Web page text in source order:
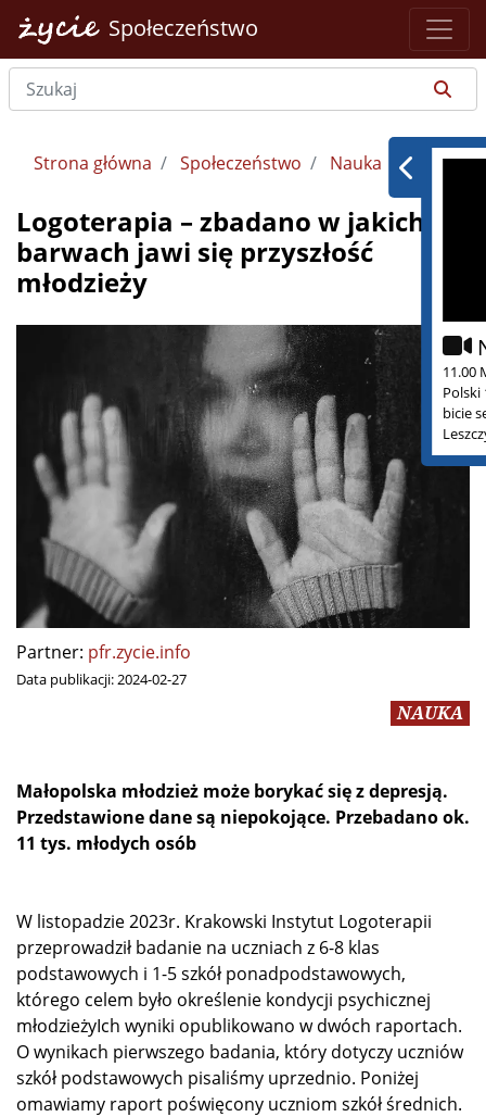
Społeczeństwo
11.00
Polski
bicie
Strona główna Społeczeństwo Nauka
Logoterapia – zbadano w jakich
barwach jawi się przyszłość
młodzieży
Partner: pfr.zycie.info
Data publikacji:2024-02-27
NAUKA
Małopolska młodzież może borykać się z depresją.
Przedstawione dane są niepokojące. Przebadano ok.
11 tys. młodych osób
W listopadzie 2023r. Krakowski Instytut Logoterapii
przeprowadził badanie na uczniach z 6-8 klas
podstawowych i 1-5 szkół ponadpodstawowych,
którego celem było określenie kondycji psychicznej
młodzieżyIch wyniki opublikowano w dwóch raportach.
O wynikach pierwszego badania, który dotyczy uczniów
szkół podstawowych pisaliśmy uprzednio. Poniżej
omawiamy raport poświęcony uczniom szkół średnich.